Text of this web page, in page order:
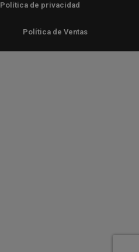
Política de privacidad
Política de Ventas